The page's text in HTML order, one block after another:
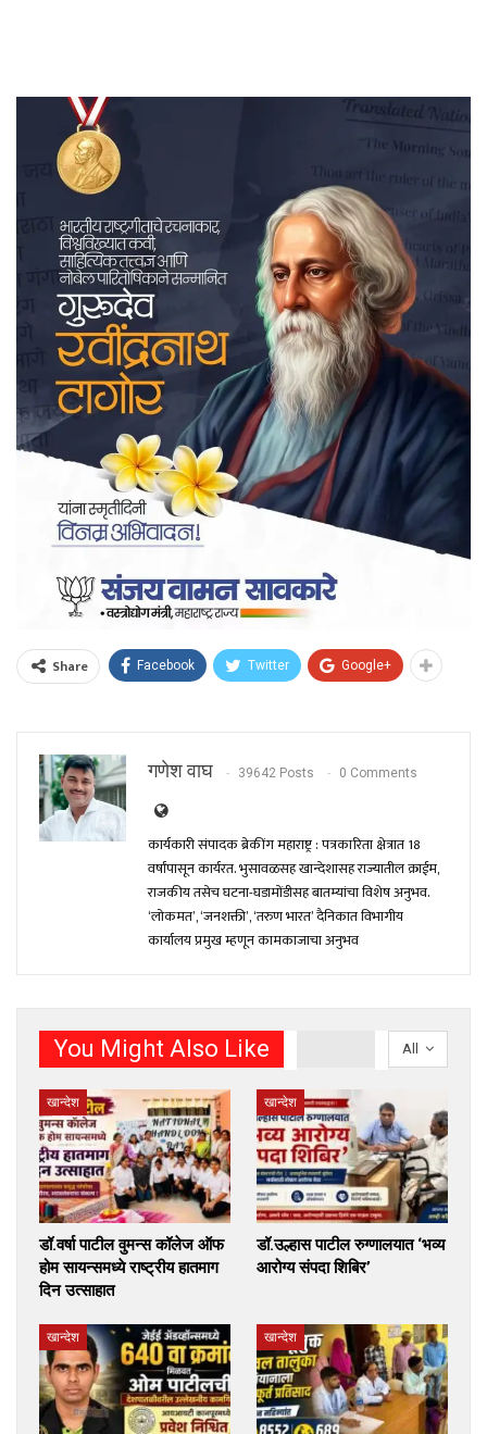
Share Facebook Twitter Google+
गणेश वाघ 39642 Posts 0 Comments
कार्यकारी संपादक ब्रेकींग महाराष्ट्र : पत्रकारिता क्षेत्रात 18
वर्षांपासून कार्यरत. भुसावळसह खान्देशासह राज्यातील क्राईम,
राजकीय तसेच घटना-घडामोंडीसह बातम्यांचा विशेष अनुभव.
‘लोकमत’, ‘जनशक्ती’, ‘तरुण भारत’ दैनिकात विभागीय
कार्यालय प्रमुख म्हणून कामकाजाचा अनुभव
All
You Might Also Like
खान्देश
डॉ.वर्षा पाटील वुमन्स कॉलेज ऑफ
होम सायन्समध्ये राष्ट्रीय हातमाग
दिन उत्साहात
खान्देश
डॉ.उल्हास पाटील रुग्णालयात ‘भव्य
आरोग्य संपदा शिबिर’
खान्देश खान्देश